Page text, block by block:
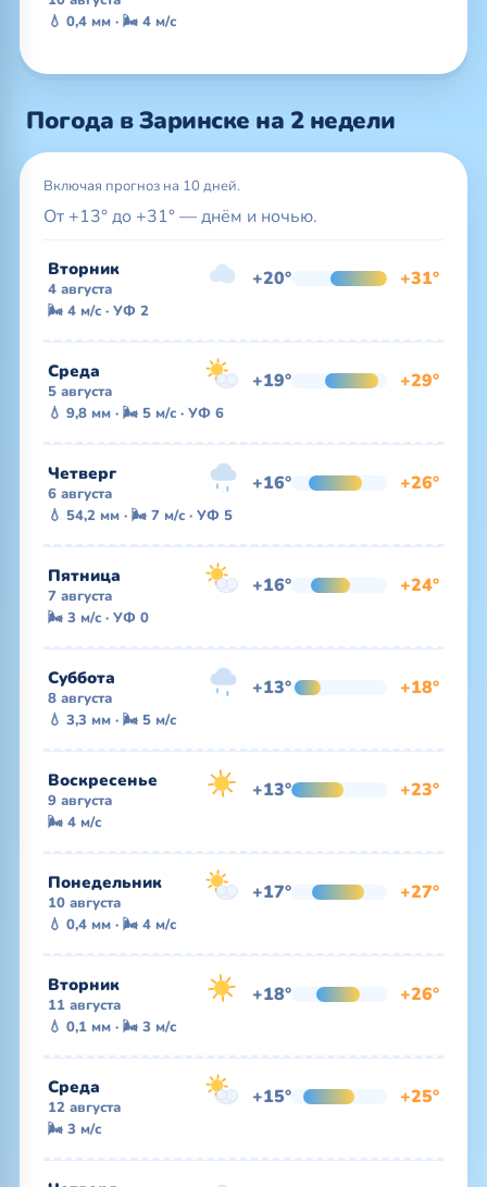
💧 0,4 мм · 🌬 4 м/с
Погода в Заринске на 2 недели
Включая прогноз на 10 дней.
От +13° до +31° — днём и ночью.
Вторник
4 августа +20° +31°
🌬 4 м/с · УФ 2
Среда
5 августа +19° +29°
💧 9,8 мм · 🌬 5 м/с · УФ 6
Четверг
6 августа +16° +26°
💧 54,2 мм · 🌬 7 м/с · УФ 5
Пятница
7 августа +16° +24°
🌬 3 м/с · УФ 0
Суббота
8 августа +13° +18°
💧 3,3 мм · 🌬 5 м/с
Воскресенье
9 августа +13° +23°
🌬 4 м/с
Понедельник
10 августа +17° +27°
💧 0,4 мм · 🌬 4 м/с
Вторник
11 августа +18° +26°
💧 0,1 мм · 🌬 3 м/с
Среда
12 августа +15° +25°
🌬 3 м/с